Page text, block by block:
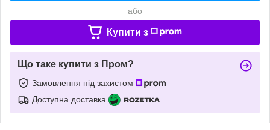
або
Купити з
Що таке купити з Пром?
Замовлення під захистом
Доступна доставка